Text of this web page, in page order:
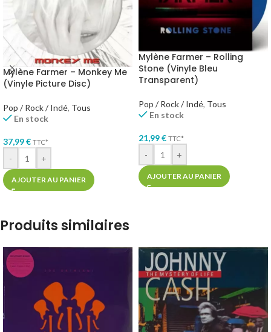
Mylène Farmer – Monkey Me
(Vinyle Picture Disc)
Pop / Rock / Indé, Tous
En stock
37,99€ TTC*
- +
AJOUTER AU PANIER
Mylène Farmer – Rolling
Stone (Vinyle Bleu
Transparent)
Pop / Rock / Indé, Tous
En stock
21,99€ TTC*
- +
AJOUTER AU PANIER
Produits similaires